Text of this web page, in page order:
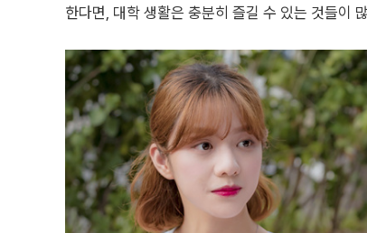
한다면, 대학 생활은 충분히 즐길 수 있는 것들이